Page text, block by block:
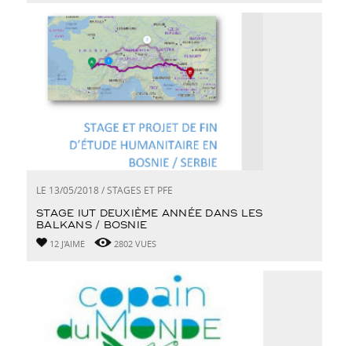
LE 13/05/2018 / STAGES ET PFE
STAGE IUT DEUXIÈME ANNÉE DANS LES
BALKANS / BOSNIE
12 J'AIME 2802 VUES